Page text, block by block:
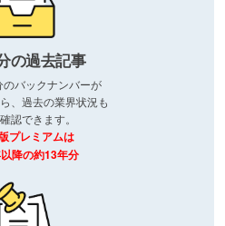
の過去記事
バックナンバーが
、過去の業界状況も
認できます。
プレミアムは
降の約13年分